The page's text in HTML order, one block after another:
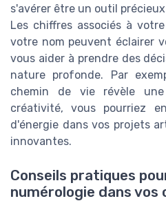
s'avérer être un outil
Les chiffres associés à
votre nom peuvent éclairer
vous aider à prendre des
nature profonde. Par
chemin de vie révèle
créativité, vous pourriez
d'énergie dans vos projets
innovantes.
Conseils pratiques
numérologie dans vos